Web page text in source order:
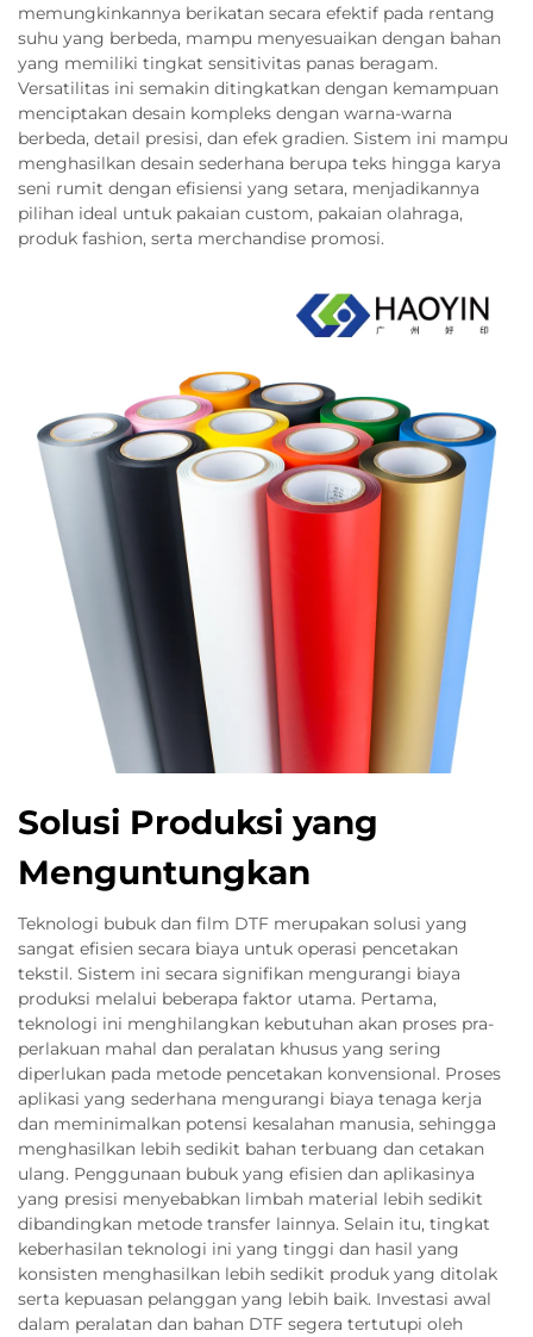
memungkinkannya berikatan secara efektif pada rentang
suhu yang berbeda, mampu menyesuaikan dengan bahan
yang memiliki tingkat sensitivitas panas beragam.
Versatilitas ini semakin ditingkatkan dengan kemampuan
menciptakan desain kompleks dengan warna-warna
berbeda, detail presisi, dan efek gradien. Sistem ini mampu
menghasilkan desain sederhana berupa teks hingga karya
seni rumit dengan efisiensi yang setara, menjadikannya
pilihan ideal untuk pakaian custom, pakaian olahraga,
produk fashion, serta merchandise promosi.
Solusi Produksi yang
Menguntungkan
Teknologi bubuk dan film DTF merupakan solusi yang
sangat efisien secara biaya untuk operasi pencetakan
tekstil. Sistem ini secara signifikan mengurangi biaya
produksi melalui beberapa faktor utama. Pertama,
teknologi ini menghilangkan kebutuhan akan proses pra-
perlakuan mahal dan peralatan khusus yang sering
diperlukan pada metode pencetakan konvensional. Proses
aplikasi yang sederhana mengurangi biaya tenaga kerja
dan meminimalkan potensi kesalahan manusia, sehingga
menghasilkan lebih sedikit bahan terbuang dan cetakan
ulang. Penggunaan bubuk yang efisien dan aplikasinya
yang presisi menyebabkan limbah material lebih sedikit
dibandingkan metode transfer lainnya. Selain itu, tingkat
keberhasilan teknologi ini yang tinggi dan hasil yang
konsisten menghasilkan lebih sedikit produk yang ditolak
serta kepuasan pelanggan yang lebih baik. Investasi awal
dalam peralatan dan bahan DTF segera tertutupi oleh